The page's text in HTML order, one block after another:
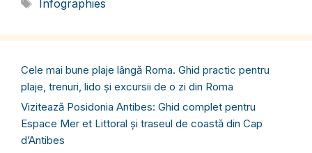
Infographies
Cele mai bune plaje lângă Roma. Ghid practic pentru
plaje, trenuri, lido și excursii de o zi din Roma
Vizitează Posidonia Antibes: Ghid complet pentru
Espace Mer et Littoral și traseul de coastă din Cap
d’Antibes